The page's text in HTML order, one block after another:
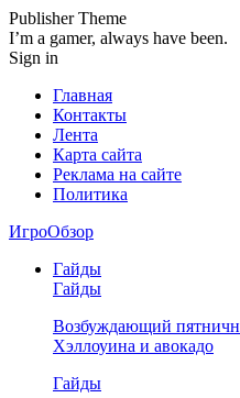
Publisher Theme
I’m a gamer, always have been.
Sign in
Главная
Контакты
Лента
Карта сайта
Реклама на сайте
Политика
ИгроОбзор
Гайды
Гайды
Возбуждающий
Хэллоуина и авокадо
Гайды